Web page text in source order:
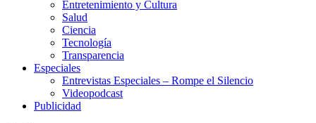
Entretenimiento y Cultura
Salud
Ciencia
Tecnología
Transparencia
Especiales
Entrevistas Especiales – Rompe el Silencio
Videopodcast
Publicidad